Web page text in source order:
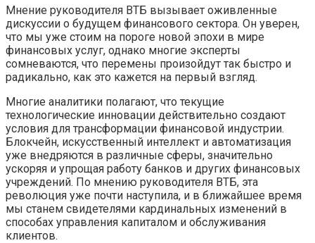
Мнение руководителя ВТБ вызывает оживленные
дискуссии о будущем финансового сектора. Он уверен,
что мы уже стоим на пороге новой эпохи в мире
финансовых услуг, однако многие эксперты
сомневаются, что перемены произойдут так быстро и
радикально, как это кажется на первый взгляд.
Многие аналитики полагают, что текущие
технологические инновации действительно создают
условия для трансформации финансовой индустрии.
Блокчейн, искусственный интеллект и автоматизация
уже внедряются в различные сферы, значительно
ускоряя и упрощая работу банков и других финансовых
учреждений. По мнению руководителя ВТБ, эта
революция уже почти наступила, и в ближайшее время
мы станем свидетелями кардинальных изменений в
способах управления капиталом и обслуживания
клиентов.